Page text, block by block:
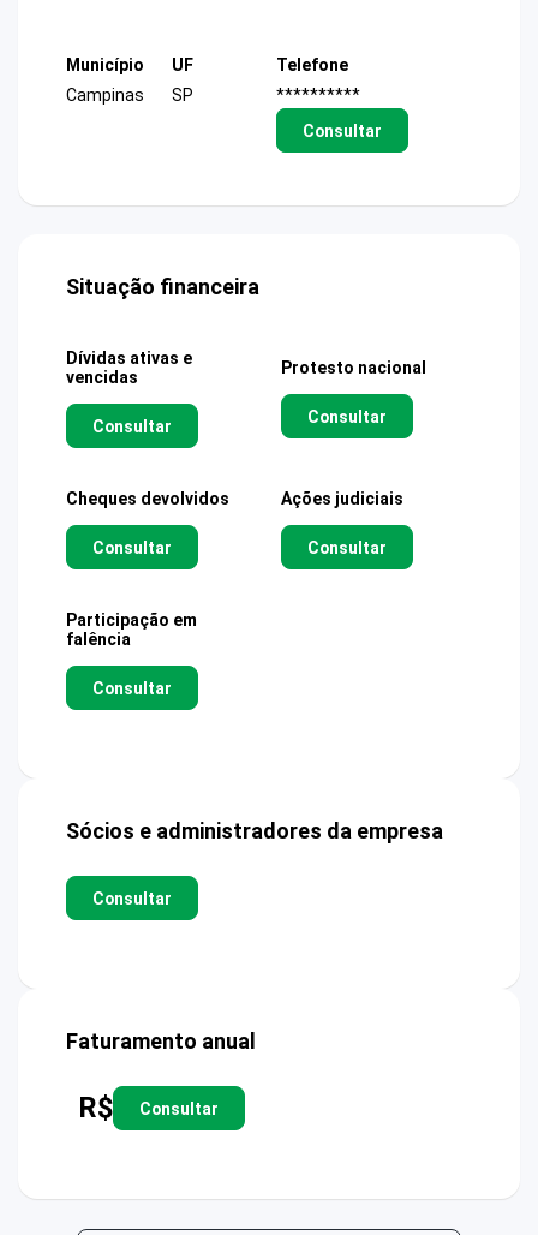
Município
Campinas
UF
SP
Telefone
**********
Consultar
Situação financeira
Dívidas ativas e
vencidas
Consultar
Protesto nacional
Consultar
Cheques devolvidos
Consultar
Ações judiciais
Consultar
Participação em
falência
Consultar
Sócios e administradores da empresa
Consultar
Faturamento anual
R$ Consultar